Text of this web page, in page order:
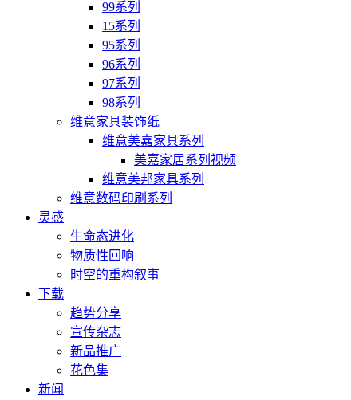
99系列
15系列
95系列
96系列
97系列
98系列
维意家具装饰纸
维意美嘉家具系列
美嘉家居系列视频
维意美邦家具系列
维意数码印刷系列
灵感
生命态进化
物质性回响
时空的重构叙事
下载
趋势分享
宣传杂志
新品推广
花色集
新闻